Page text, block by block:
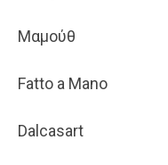
Μαμούθ
Fatto a Mano
Dalcasart